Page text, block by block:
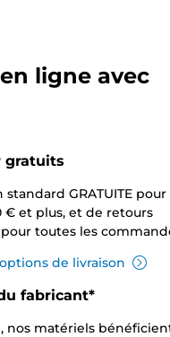
ligne avec
gratuits
GRATUITE pour
€ et plus, et de retours
toutes les
de livraison
fabricant*
nos matériels